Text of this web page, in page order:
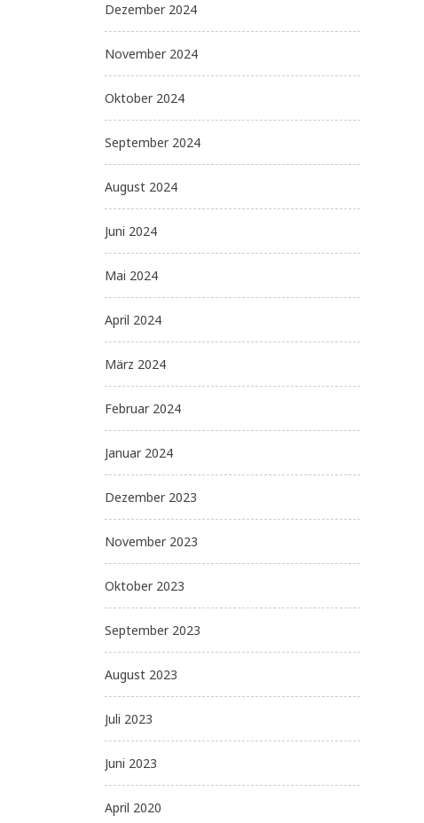
Dezember 2024
November 2024
Oktober 2024
September 2024
August 2024
Juni 2024
Mai 2024
April 2024
März 2024
Februar 2024
Januar 2024
Dezember 2023
November 2023
Oktober 2023
September 2023
August 2023
Juli 2023
Juni 2023
April 2020